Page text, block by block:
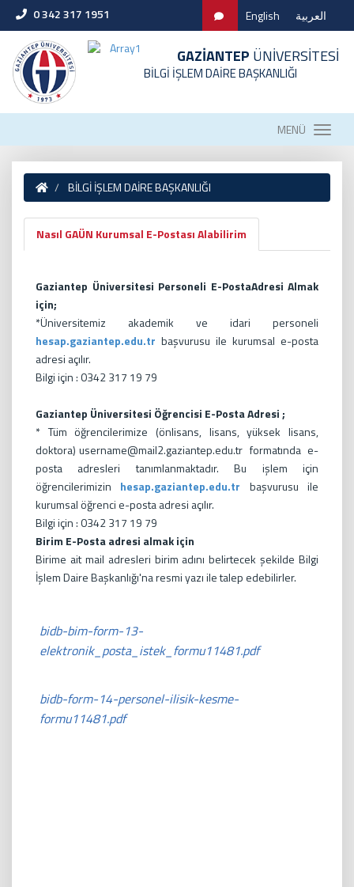
0 342 317 1951 English العربية
GAZİANTEP ÜNİVERSİTESİ
BİLGİ İŞLEM DAİRE BAŞKANLIĞI
MENÜ
BİLGİ İŞLEM DAİRE BAŞKANLIĞI
Nasıl GAÜN Kurumsal E-Postası Alabilirim
Gaziantep Üniversitesi Personeli E-PostaAdresi Almak
için;
*Üniversitemiz akademik ve idari personeli
hesap.gaziantep.edu.tr başvurusu ile kurumsal e-posta
adresi açılır.
Bilgi için : 0342 317 19 79
Gaziantep Üniversitesi Öğrencisi E-Posta Adresi ;
* Tüm öğrencilerimize (önlisans, lisans, yüksek lisans,
doktora) username@mail2.gaziantep.edu.tr formatında e-
posta adresleri tanımlanmaktadır. Bu işlem için
öğrencilerimizin hesap.gaziantep.edu.tr başvurusu ile
kurumsal öğrenci e-posta adresi açılır.
Bilgi için : 0342 317 19 79
Birim E-Posta adresi almak için
Birime ait mail adresleri birim adını belirtecek şekilde Bilgi
İşlem Daire Başkanlığı'na resmi yazı ile talep edebilirler.
bidb-bim-form-13-
elektronik_posta_istek_formu11481.pdf
bidb-form-14-personel-ilisik-kesme-
formu11481.pdf